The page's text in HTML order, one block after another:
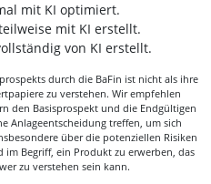
mit KI optimiert.
mit KI erstellt.
von KI erstellt.
durch die BaFin ist nicht als ihre
zu verstehen. Wir empfehlen
den Basisprospekt und die Endgültigen
Anlageentscheidung treffen, um sich
über die potenziellen Risiken
im Begriff, ein Produkt zu erwerben, das
zu verstehen sein kann.